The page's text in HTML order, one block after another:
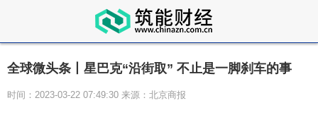
全球微头条丨星巴克“沿街取” 不止是一脚刹车的事
时间：2023-03-22 07:49:30 来源：北京商报